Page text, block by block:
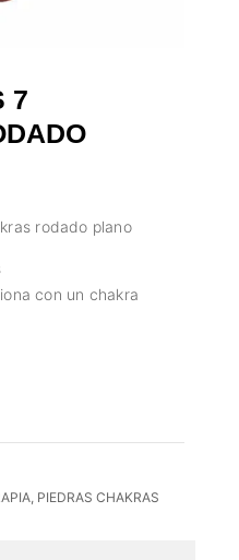
7
rodado plano
con un chakra
, PIEDRAS CHAKRAS